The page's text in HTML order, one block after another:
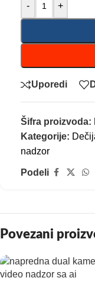
- +
Uporedi
Šifra proizvoda:
Kategorije:
nadzor
Podeli
Povezani